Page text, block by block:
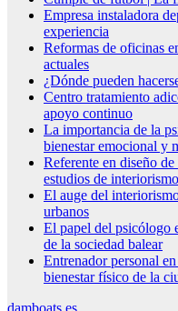
Empresa instaladora
experiencia
Reformas de oficinas
actuales
¿Dónde pueden
Centro tratamiento
apoyo continuo
La importancia de la
bienestar emocional y
Referente en diseño
estudios de
El auge del
urbanos
El papel del psicólogo
de la sociedad balear
Entrenador personal
bienestar físico de la